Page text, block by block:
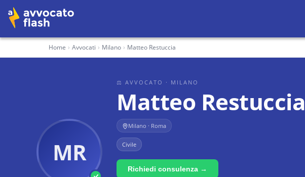
Home › Avvocati › Milano › Matteo Restuccia
MR
⚖ AVVOCATO · MILANO
Matteo Restuccia
Milano · Roma
Civile
Richiedi consulenza →